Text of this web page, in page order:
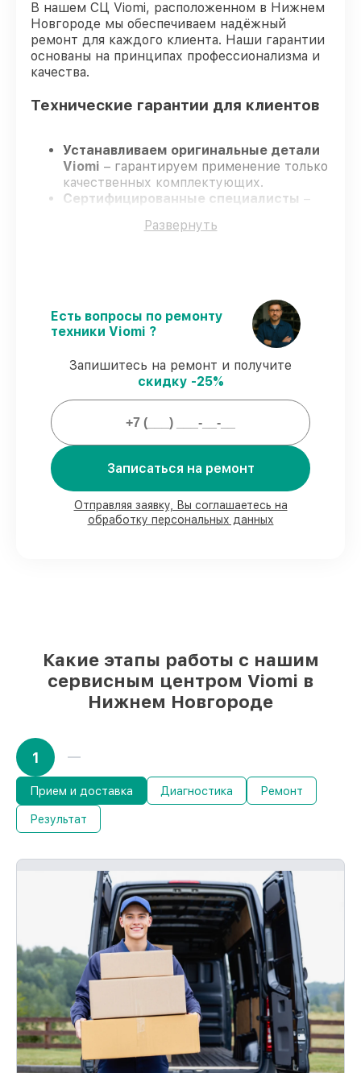
В нашем СЦ Viomi, расположенном в Нижнем
Новгороде мы обеспечиваем надёжный
ремонт для каждого клиента. Наши гарантии
основаны на принципах профессионализма и
качества.
Технические гарантии для клиентов
Устанавливаем оригинальные детали
Viomi – гарантируем применение только
качественных комплектующих.
Сертифицированные специалисты –
навыков, что гарантирует качество
Официальная гарантия
– все
ремонтные услуги и комплектующие
защищены сервисной гарантией.
Мы гарантируем:
заказов выполняем в присутствии
клиента
комплектующих Viomi готовы к
остальные поступают оперативно
Фирменные детали Viomi и
Развернуть
Есть вопросы по ремонту
техники Viomi ?
Запишитесь на ремонт и получите
скидку -25%
Записаться на ремонт
Отправляя заявку, Вы соглашаетесь на
обработку персональных данных
Какие этапы работы с нашим
сервисным центром Viomi в
Нижнем Новгороде
1
Прием и доставка Диагностика Ремонт
Результат